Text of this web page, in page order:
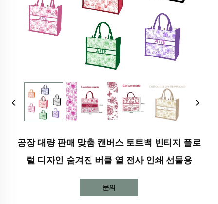
공장 대량 판매 맞춤 캔버스 토트백 빈티지 플로
럴 디자인 숨겨진 버클 열 전사 인쇄 선물용
문의